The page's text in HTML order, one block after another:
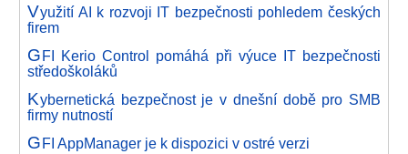
Využití AI k rozvoji IT bezpečnosti pohledem českých
firem
GFI Kerio Control pomáhá při výuce IT bezpečnosti
středoškoláků
Kybernetická bezpečnost je v dnešní době pro SMB
firmy nutností
GFI AppManager je k dispozici v ostré verzi